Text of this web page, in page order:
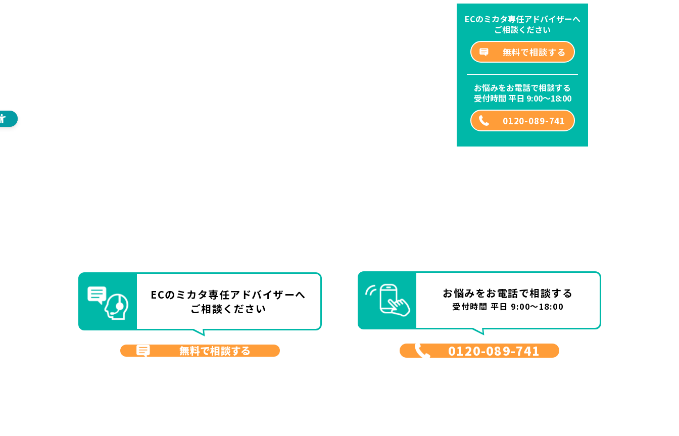
ECのミカタ専任アドバイザーへ
ご相談ください
無料で相談する
お悩みをお電話で相談する
受付時間 平日 9:00～18:00
0120-089-741
ECのミカタ専任アドバイザーへ
ご相談ください
無料で相談する
お悩みをお電話で相談する
受付時間 平日 9:00～18:00
0120-089-741